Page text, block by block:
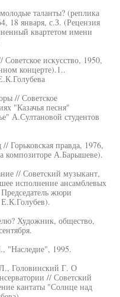
таланты? (реплика
18 января, с.З. (Рецензия
квартетом имени
искусство, 1950,
концерте).1..
// Советское
"Казачья песня"
А.Султановой студентов
Горьковская правда, 1976,
композиторе А.Барышеве).
// Советский музыкант,
исполнение ансамблевых
жюри
Художник, общество,
"Наследие", 1995.
Головинский Г. О
// Советский
кантаты "Солнце над